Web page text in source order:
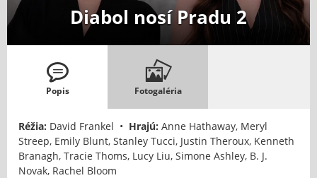
Diabol nosí Pradu 2
Popis Fotogaléria
Réžia: David Frankel • Hrajú: Anne Hathaway, Meryl
Streep, Emily Blunt, Stanley Tucci, Justin Theroux, Kenneth
Branagh, Tracie Thoms, Lucy Liu, Simone Ashley, B. J.
Novak, Rachel Bloom